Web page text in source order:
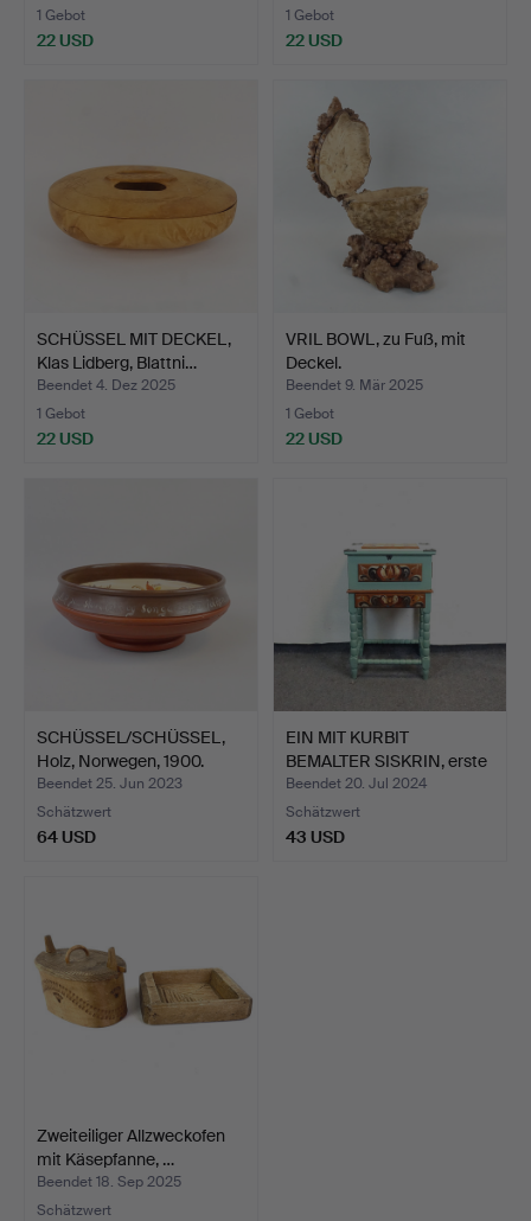
1 Gebot
22 USD
1 Gebot
22 USD
SCHÜSSEL MIT DECKEL,
Klas Lidberg, Blattni…
Beendet 4. Dez 2025
1 Gebot
22 USD
VRIL BOWL, zu Fuß, mit
Deckel.
Beendet 9. Mär 2025
1 Gebot
22 USD
SCHÜSSEL/SCHÜSSEL,
Holz, Norwegen, 1900.
Beendet 25. Jun 2023
Schätzwert
64 USD
EIN MIT KURBIT
BEMALTER SISKRIN, erste
Häl…
Beendet 20. Jul 2024
Schätzwert
43 USD
Zweiteiliger Allzweckofen
mit Käsepfanne, …
Beendet 18. Sep 2025
Schätzwert